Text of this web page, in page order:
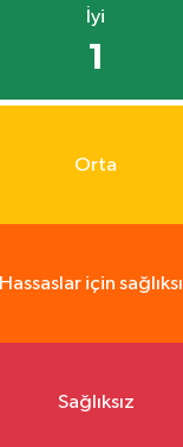
İyi
1
Orta
Hassaslar için
Sağlıksız